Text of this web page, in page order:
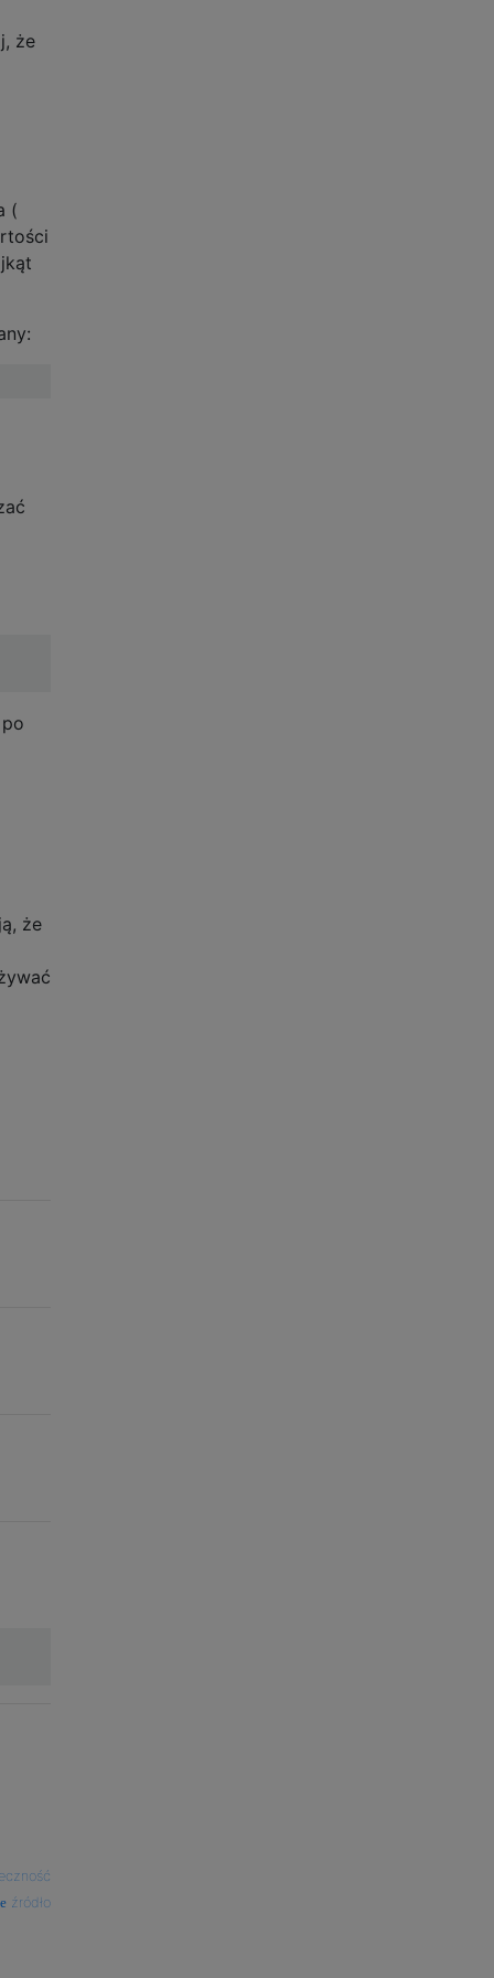
że
(
że
źródło